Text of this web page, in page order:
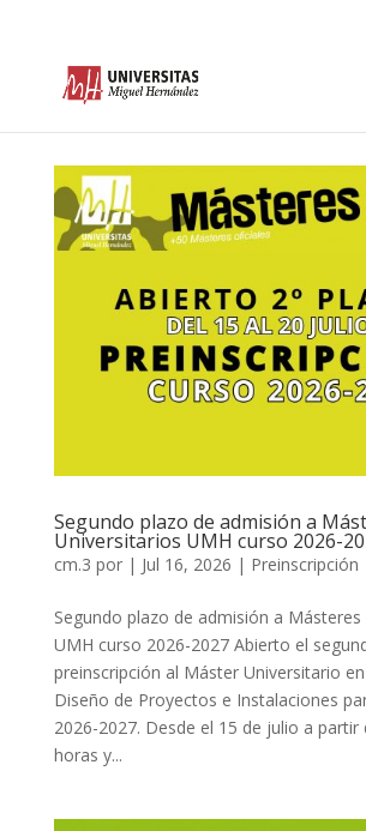
Segundo plazo de admisión a
Universitarios UMH curso 2026-
cm.3 por | Jul 16, 2026 | Preinscripción
Segundo plazo de admisión a
UMH curso 2026-2027 Abierto el
preinscripción al Máster Universitario
Diseño de Proyectos e Instalaciones
2026-2027. Desde el 15 de julio a partir
horas y...